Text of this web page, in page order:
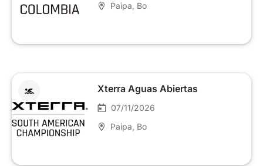
Paipa , Bo
Xterra Aguas Abiertas
07/11/2026
Paipa , Bo